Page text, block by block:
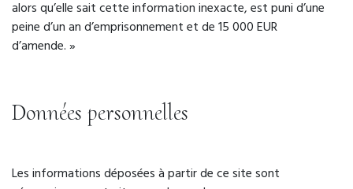
alors qu’elle sait cette information inexacte, est puni d’une
peine d’un an d’emprisonnement et de 15 000 EUR
d’amende. »
Données personnelles
Les informations déposées à partir de ce site sont